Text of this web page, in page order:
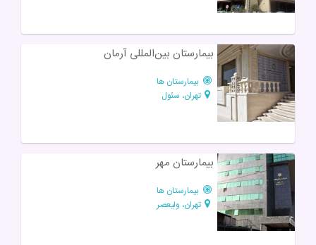
بیمارستان بین‌المللی آرمان
بیمارستان ها
تهران، سئول
بیمارستان مهر
بیمارستان ها
تهران، ولیعصر